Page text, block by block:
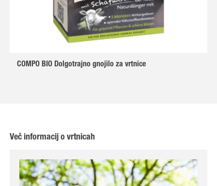
COMPO BIO Dolgotrajno gnojilo za vrtnice
Več informacij o vrtnicah